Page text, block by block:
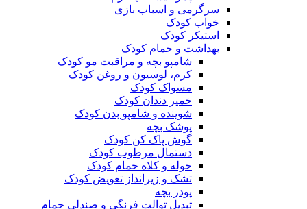
سرگرمی و اسباب بازی
خواب کودک
استیکر کودک
بهداشت و حمام کودک
شامپو بچه و مراقبت مو کودک
کرم، لوسیون و روغن کودک
مسواک کودک
خمیر دندان کودک
شوینده و شامپو بدن کودک
پوشک بچه
گوش پاک کن کودک
دستمال مرطوب کودک
حوله و کلاه حمام کودک
تشک و زیرانداز تعویض کودک
پودر بچه
تبدیل توالت فرنگی و صندلی حمام